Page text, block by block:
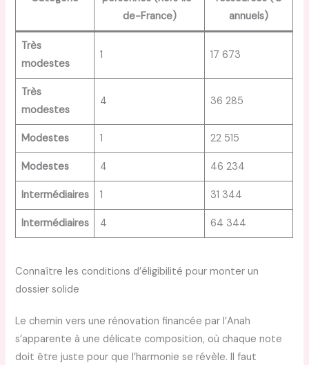
de-France)
annuels)
Très
modestes
1 17 673
Très
modestes
4 36 285
Modestes 1 22 515
Modestes 4 46 234
Intermédiaires 1 31 344
Intermédiaires 4 64 344
Connaître les conditions d’éligibilité pour monter un
dossier solide
Le chemin vers une rénovation financée par l’Anah
s’apparente à une délicate composition, où chaque note
doit être juste pour que l’harmonie se révèle. Il faut